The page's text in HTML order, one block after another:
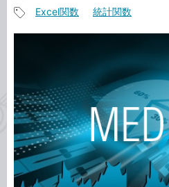
事
カ
Excel関数 統計関数